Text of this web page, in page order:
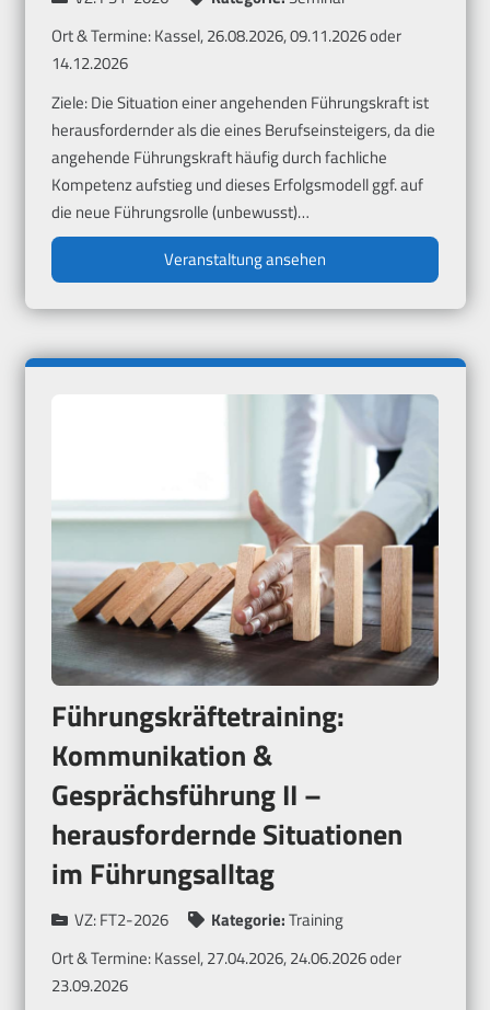
Ort & Termine:Kassel, 26.08.2026, 09.11.2026 oder
14.12.2026
Ziele: Die Situation einer angehenden Führungskraft ist
herausfordernder als die eines Berufseinsteigers, da die
angehende Führungskraft häufig durch fachliche
Kompetenz aufstieg und dieses Erfolgsmodell ggf. auf
die neue Führungsrolle (unbewusst)…
Veranstaltung ansehen
Führungskräftetraining:
Kommunikation &
Gesprächsführung II –
herausfordernde Situationen
im Führungsalltag
VZ:FT2-2026 Kategorie:Training
Ort & Termine:Kassel, 27.04.2026, 24.06.2026 oder
23.09.2026